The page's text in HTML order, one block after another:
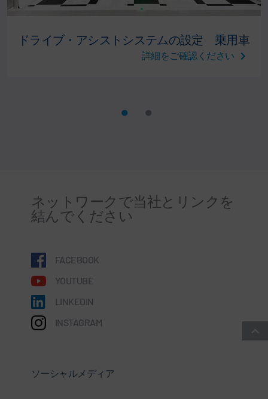
ドライブ・アシストシステムの設定 乗用車
詳細をご確認ください
ネットワークで当社とリンクを
結んでください
FACEBOOK
YOUTUBE
LINKEDIN
INSTAGRAM
ソーシャルメディア